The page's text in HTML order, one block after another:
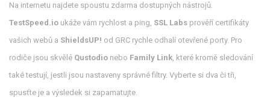
Na internetu najdete spoustu zdarma dostupných nástrojů.
TestSpeed.io ukáže vám rychlost a ping, SSL Labs prověří certifikáty
vašich webů a ShieldsUP! od GRC rychle odhalí otevřené porty. Pro
rodiče jsou skvělé Qustodio nebo Family Link, které kromě sledování
také testují, jestli jsou nastaveny správné filtry. Vyberte si dva či tři,
spusťte je a výsledek si zapamatujte.